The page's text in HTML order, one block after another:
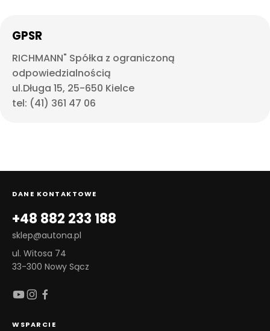
GPSR
RICHMANN" Spółka z ograniczoną
odpowiedzialnością
ul.Długa 15, 25-650 Kielce
tel: (41) 361 47 06
DANE KONTAKTOWE
+48 882 233 188
sklep@autona.pl
ul. Witosa 74
33-300 Nowy Sącz
WSPARCIE